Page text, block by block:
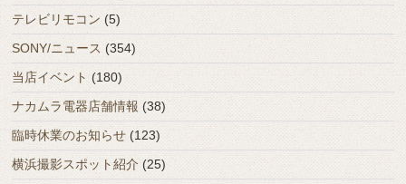
テレビリモコン (5)
SONY/ニュース (354)
当店イベント (180)
ナカムラ電器店舗情報 (38)
臨時休業のお知らせ (123)
横浜撮影スポット紹介(25)